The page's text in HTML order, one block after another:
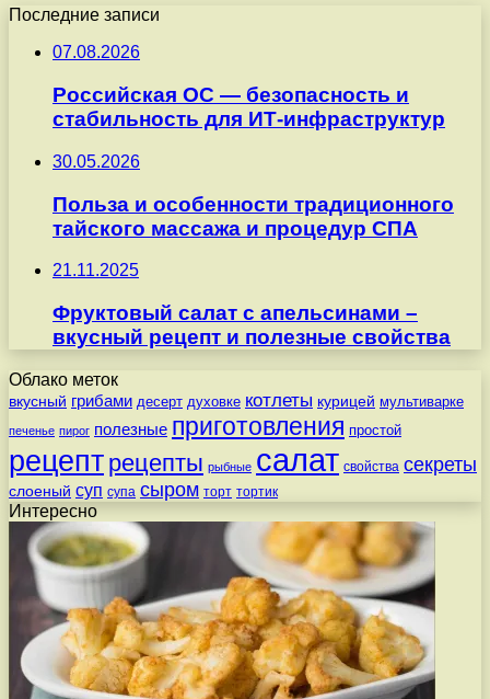
Последние записи
07.08.2026
Российская ОС — безопасность и
стабильность для ИТ-инфраструктур
30.05.2026
Польза и особенности традиционного
тайского массажа и процедур СПА
21.11.2025
Фруктовый салат с апельсинами –
вкусный рецепт и полезные свойства
Облако меток
вкусный грибами десерт духовке котлеты курицей мультиварке
печенье пирог полезные приготовления простой
рецепт рецепты рыбные салат свойства секреты
слоеный суп супа сыром торт тортик
Интересно